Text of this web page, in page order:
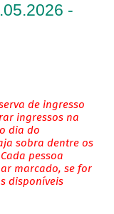
-
de ingresso
ingressos na
dia do
sobra dentre os
pessoa
marcado, se for
disponíveis